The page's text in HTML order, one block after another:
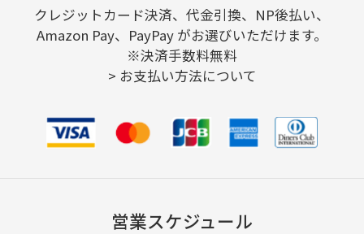
クレジットカード決済、代金引換、NP後払い、
Amazon Pay、PayPay がお選びいただけます。
※決済手数料無料
> お支払い方法について
営業スケジュール